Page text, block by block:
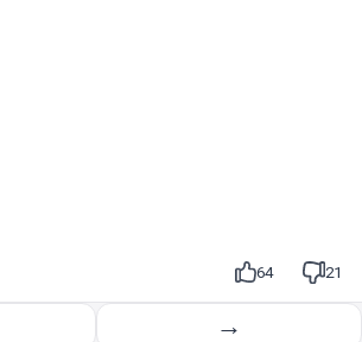
64 21
→